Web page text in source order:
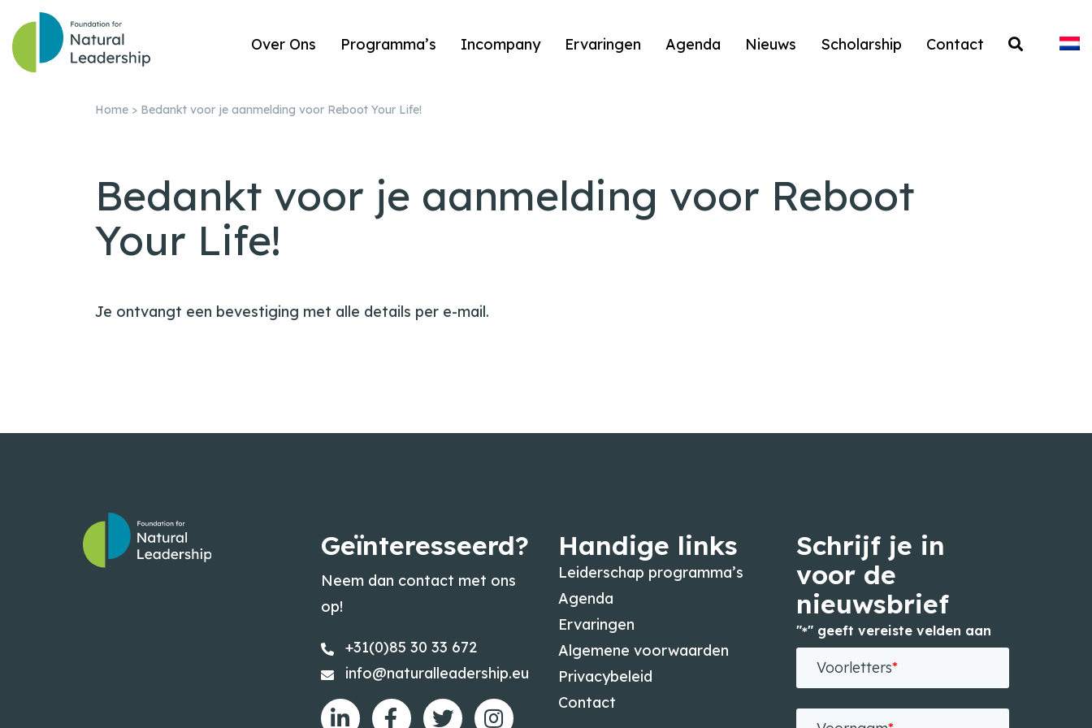
Over Ons Programma’s Incompany Ervaringen Agenda Nieuws Scholarship Contact
Home > Bedankt voor je aanmelding voor Reboot Your Life!
Bedankt voor je aanmelding voor Reboot
Your Life!
Je ontvangt een bevestiging met alle details per e-mail.
Geïnteresseerd?
Neem dan contact met ons
op!
+31(0)85 30 33 672
info@naturalleadership.eu
Handige links
Leiderschap programma’s
Agenda
Ervaringen
Algemene voorwaarden
Privacybeleid
Contact
Schrijf je in
voor de
nieuwsbrief
"*" geeft vereiste velden aan
Voorletters*